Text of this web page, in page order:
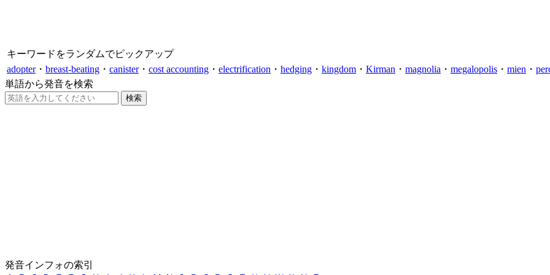
キーワードをランダムでピックアップ
adopter・ breast-beating ・ canister・ cost accounting ・ electrification ・ hedging ・ kingdom ・ Kirman ・ magnolia ・ megalopolis ・ mien ・
単語から発音を検索
発音インフォの索引